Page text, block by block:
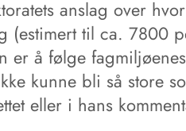
anslag over
(estimert til ca. 7800
er å følge
kunne bli så store
eller i hans